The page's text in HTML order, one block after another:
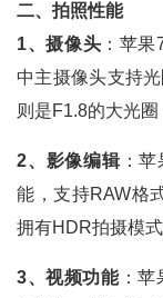
二、拍照性能
1、摄像头 ：苹
中主摄像头支持
则是F1.8的大光圈
2、影像编辑：苹
能，支持RAW格
拥有HDR拍摄模
3、视频功能：苹